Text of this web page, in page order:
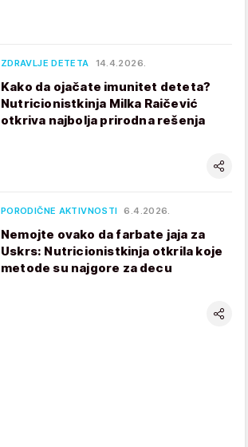
ZDRAVLJE DETETA 14.4.2026.
Kako da ojačate imunitet deteta?
Nutricionistkinja Milka Raičević
otkriva najbolja prirodna rešenja
PORODIČNE AKTIVNOSTI 6.4.2026.
Nemojte ovako da farbate jaja za
Uskrs: Nutricionistkinja otkrila koje
metode su najgore za decu